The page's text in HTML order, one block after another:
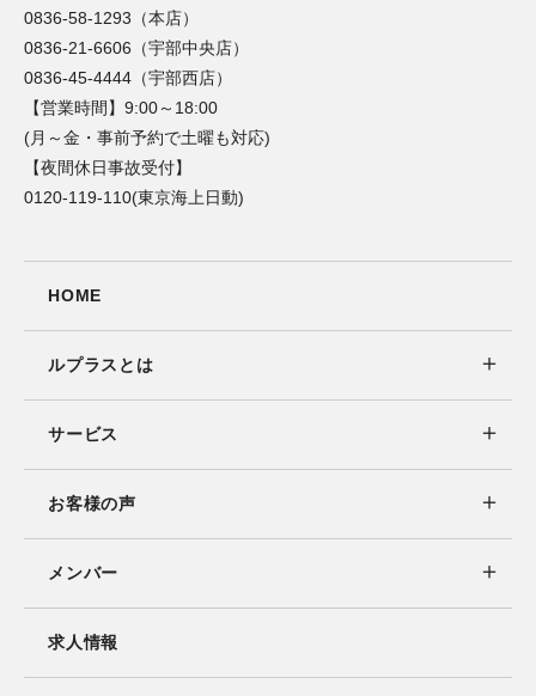
0836-58-1293（本店）
0836-21-6606（宇部中央店）
0836-45-4444（宇部西店）
【営業時間】9:00～18:00
(月～金・事前予約で土曜も対応)
【夜間休日事故受付】
0120-119-110(東京海上日動)
HOME
ルプラスとは
サービス
お客様の声
メンバー
求人情報